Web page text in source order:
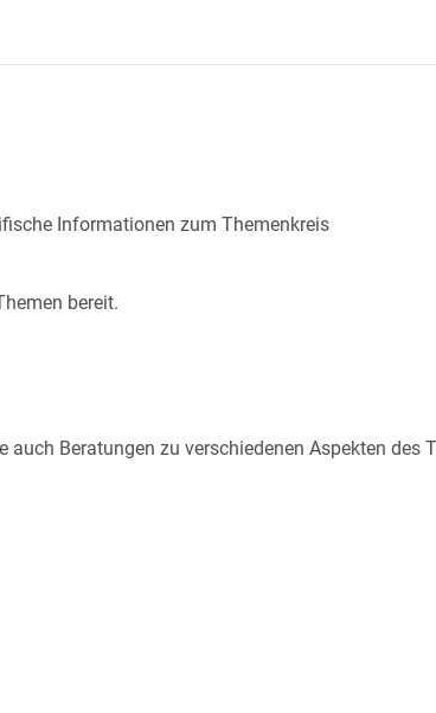
Informationen zum Themenkreis
bereit.
Beratungen zu verschiedenen Aspekten des